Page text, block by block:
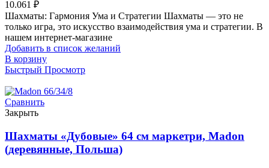
10.061 ₽
Шахматы: Гармония Ума и Стратегии Шахматы — это не
только игра, это искусство взаимодействия ума и стратегии. В
нашем интернет-магазине
Добавить в список желаний
В корзину
Быстрый Просмотр
Сравнить
Закрыть
Шахматы «Дубовые» 64 см маркетри, Madon
(деревянные, Польша)